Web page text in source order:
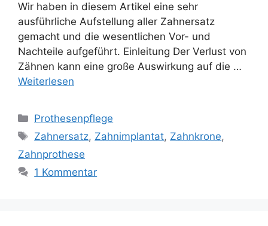
Wir haben in diesem Artikel eine sehr
ausführliche Aufstellung aller Zahnersatz
gemacht und die wesentlichen Vor- und
Nachteile aufgeführt. Einleitung Der Verlust von
Zähnen kann eine große Auswirkung auf die …
Weiterlesen
Kategorien
Prothesenpflege
Schlagwörter
Zahnersatz, Zahnimplantat, Zahnkrone,
Zahnprothese
1 Kommentar